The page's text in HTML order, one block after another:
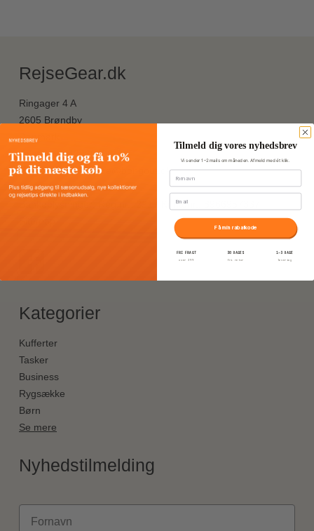
RejseGear.dk
Ringager 4 A
2605 Brøndby
Danmark
Telefonnr.:43969400
E-mail: kundeservice@bongout.dk
CVR-nummer:26313791
Reg.nr.: 2217 Kontonr.: 8966957337
Kategorier
Kufferter
Tasker
Business
Rygsække
Børn
Se mere
Nyhedstilmelding
Fornavn
Tilmeld dig vores nyhedsbrev
Vi sender 1–2 mails om måneden. Afmeld med ét klik.
Fornavn
Email
Få min rabatkode
FRI FRAGT
over 399
30 DAGES
fri retur
1–3 DAGE
levering